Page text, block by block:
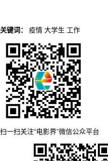
关键词： 疫情 大学生 工作
扫一扫关注“电影界”微信公众平台